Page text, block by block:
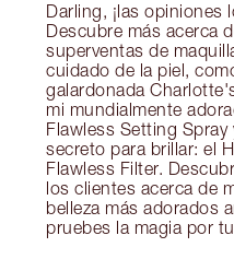
Darling, ¡las opiniones
Descubre más acerca
superventas de
cuidado de la piel,
galardonada
mi mundialmente
Flawless Setting Spray
secreto para brillar: el
Flawless Filter.
los clientes acerca de
belleza más adorados
pruebes la magia por